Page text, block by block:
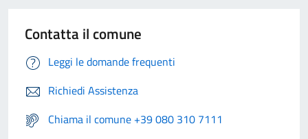
Contatta il comune
Leggi le domande frequenti
Richiedi Assistenza
Chiama il comune +39 080 310 7111